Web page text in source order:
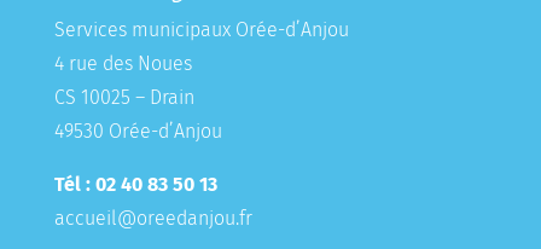
Services municipaux Orée-d’Anjou
4 rue des Noues
CS 10025 – Drain
49530 Orée-d’Anjou
Tél : 02 40 83 50 13
accueil@oreedanjou.fr